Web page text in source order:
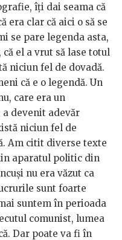
îți dai seama că
era clar că aici o să se
se pare legenda asta,
el a vrut să lase totul
niciun fel de dovadă.
că e o legendă. Un
care era un
devenit adevăr
niciun fel de
Am citit diverse texte
aparatul politic din
nu era văzut ca
sunt foarte
suntem în perioada
comunist, lumea
Dar poate va fi în